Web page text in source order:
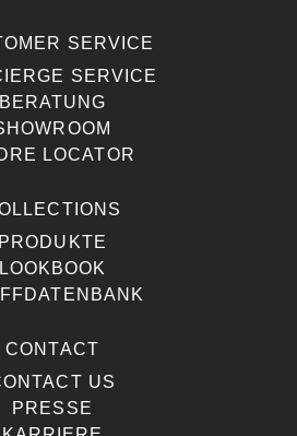
SERVICE
SERVICE
BERATUNG
LOCATOR
PRODUKTE
LOOKBOOK
CONTACT
US
PRESSE